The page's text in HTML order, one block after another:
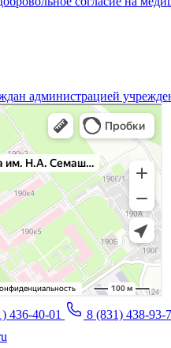
администрацией
436-40-01
8 (831) 438-93-